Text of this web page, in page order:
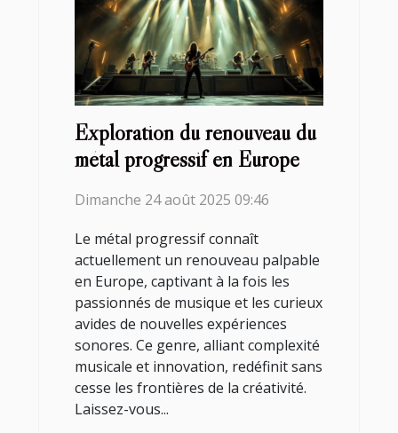
Exploration du renouveau du
métal progressif en Europe
Dimanche 24 août 2025 09:46
Le métal progressif connaît
actuellement un renouveau palpable
en Europe, captivant à la fois les
passionnés de musique et les curieux
avides de nouvelles expériences
sonores. Ce genre, alliant complexité
musicale et innovation, redéfinit sans
cesse les frontières de la créativité.
Laissez-vous...